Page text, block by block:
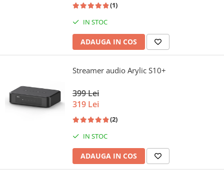
(1)
IN STOC
ADAUGA IN COS
Streamer audio Arylic S10+
399 Lei
319 Lei
(2)
IN STOC
ADAUGA IN COS